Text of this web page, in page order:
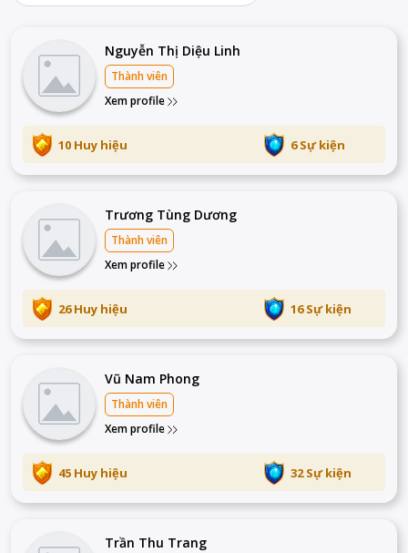
Nguyễn Thị Diệu Linh
Thành viên
Xem profile
10 Huy hiệu 6 Sự kiện
Trương Tùng Dương
Thành viên
Xem profile
26 Huy hiệu 16 Sự kiện
Vũ Nam Phong
Thành viên
Xem profile
45 Huy hiệu 32 Sự kiện
Trần Thu Trang